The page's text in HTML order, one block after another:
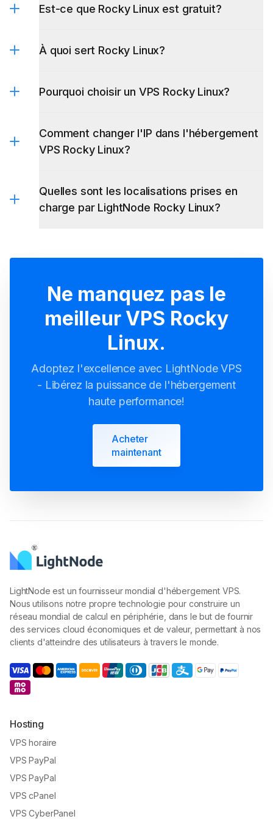
Est-ce que Rocky Linux est gratuit?
À quoi sert Rocky Linux?
Pourquoi choisir un VPS Rocky Linux?
Comment changer l'IP dans l'hébergement
VPS Rocky Linux?
Quelles sont les localisations prises en
charge par LightNode Rocky Linux?
Ne manquez pas le
meilleur VPS Rocky
Linux.
Adoptez l'excellence avec LightNode VPS
- Libérez la puissance de l'hébergement
haute performance!
Acheter
maintenant
LightNode est un fournisseur mondial d'hébergement VPS.
Nous utilisons notre propre technologie pour construire un
réseau mondial de calcul en périphérie, dans le but de fournir
des services cloud économiques et de valeur, permettant à nos
clients d'atteindre des utilisateurs à travers le monde.
Hosting
VPS horaire
VPS PayPal
VPS PayPal
VPS cPanel
VPS CyberPanel